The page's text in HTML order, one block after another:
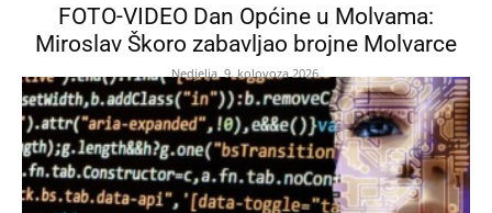
FOTO-VIDEO Dan Općine u Molvama:
Miroslav Škoro zabavljao brojne Molvarce
Nedjelja, 9. kolovoza 2026.